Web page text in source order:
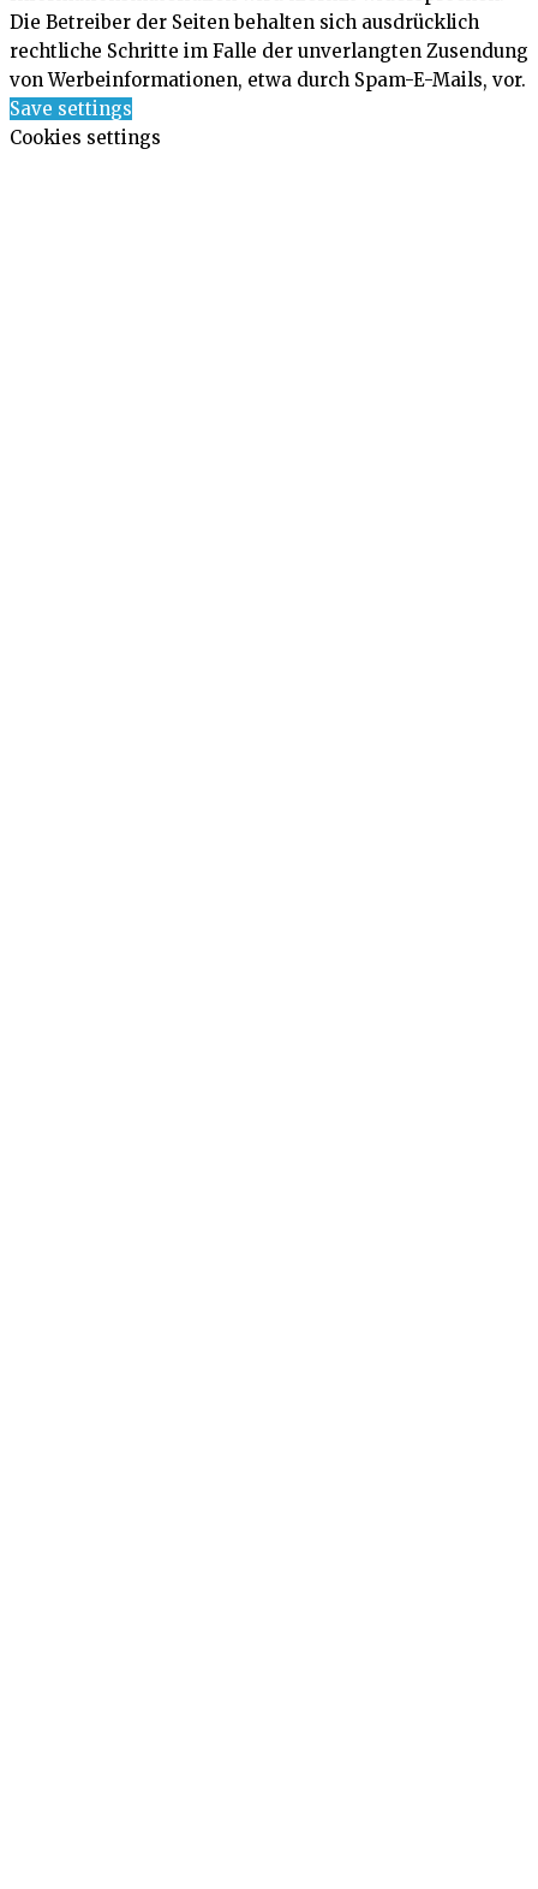
Die Betreiber der Seiten behalten sich ausdrücklich
rechtliche Schritte im Falle der unverlangten Zusendung
von Werbeinformationen, etwa durch Spam-E-Mails, vor.
Save settings
Cookies settings